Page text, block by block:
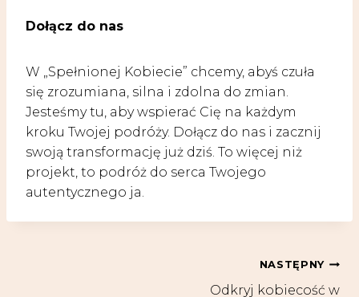
Dołącz do nas
W „Spełnionej Kobiecie” chcemy, abyś czuła
się zrozumiana, silna i zdolna do zmian.
Jesteśmy tu, aby wspierać Cię na każdym
kroku Twojej podróży. Dołącz do nas i zacznij
swoją transformację już dziś. To więcej niż
projekt, to podróż do serca Twojego
autentycznego ja.
NASTĘPNY
Odkryj kobiecość w